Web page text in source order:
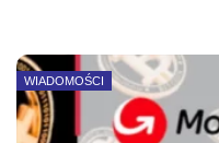
WIADOMOŚCI